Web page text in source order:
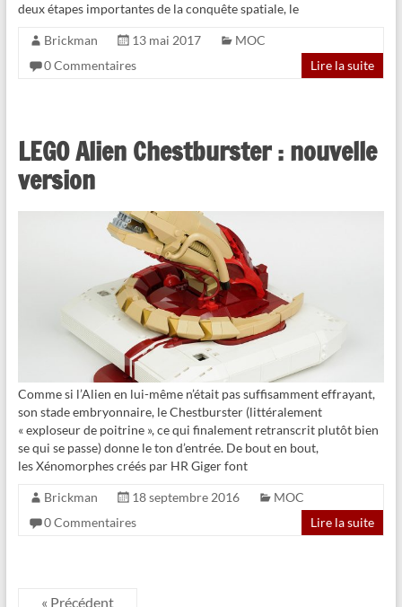
deux étapes importantes de la conquête spatiale, le
Brickman 13 mai 2017
MOC
0 Commentaires
Lire la suite
LEGO Alien Chestburster : nouvelle
version
Comme si l’Alien en lui-même n’était pas suffisamment effrayant,
son stade embryonnaire, le Chestburster (littéralement
« exploseur de poitrine », ce qui finalement retranscrit plutôt bien
se qui se passe) donne le ton d’entrée. De bout en bout,
les Xénomorphes créés par HR Giger font
Brickman 18 septembre 2016
MOC
0 Commentaires
Lire la suite
« Précédent